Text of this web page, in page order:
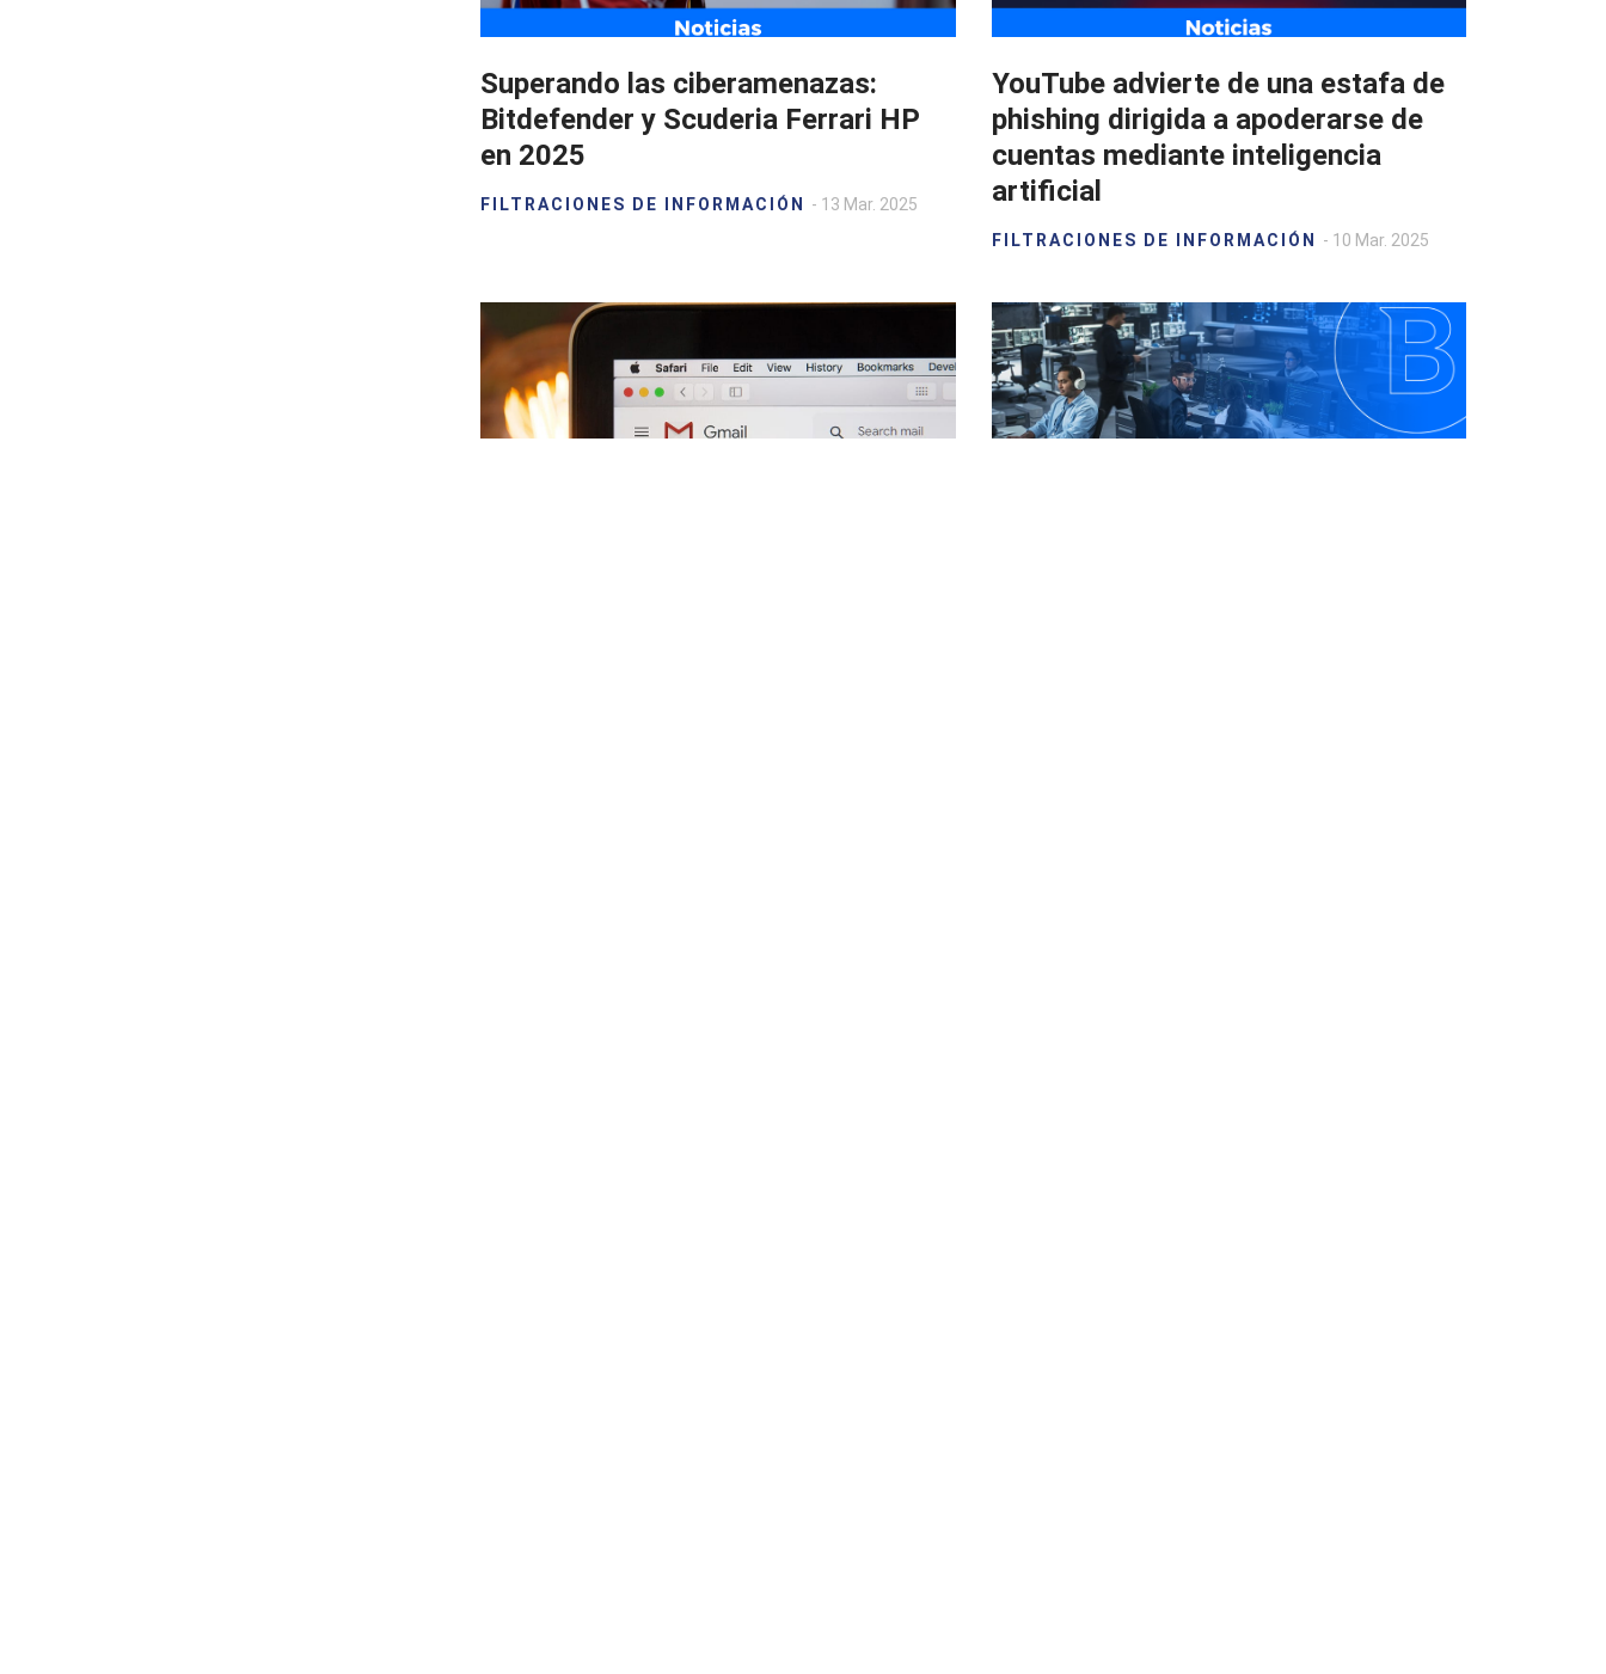
Superando las ciberamenazas:
Bitdefender y Scuderia Ferrari HP
en 2025
FILTRACIONES DE INFORMACIÓN - 13 Mar. 2025
YouTube advierte de una estafa de
phishing dirigida a apoderarse de
cuentas mediante inteligencia
artificial
FILTRACIONES DE INFORMACIÓN - 10 Mar. 2025